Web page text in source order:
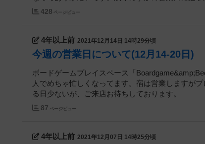
428 ページビュー
4年以上前 2021年12月14日 14時29分頃
今週の営業日について(12月14-20日)
ボードゲームプレイスペース「
人でめちゃ忙しくなってます。宿は営業しますが
る日少ないが、ご来店お待ちしております。
87 ページビュー
4年以上前 2021年12月07日 14時25分頃